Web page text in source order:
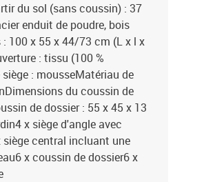
du sol (sans coussin) : 37
enduit de poudre, bois
100 x 55 x 44/73 cm (L x l x
: tissu (100 %
: mousseMatériau de
du coussin de
de dossier : 55 x 45 x 13
x siège d'angle avec
central incluant une
x coussin de dossier6 x